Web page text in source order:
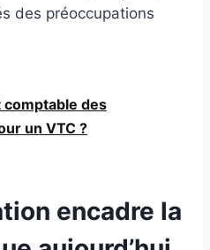
des préoccupations
des
un VTC ?
encadre la